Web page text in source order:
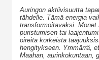
Auringon aktiivisuutta
tähdelle. Tämä energia
transformoitavaksi.
puristumisen tai
oireita korkeista
hengitykseen. Ymmärrä,
Maahan, aurinkokuntaan,